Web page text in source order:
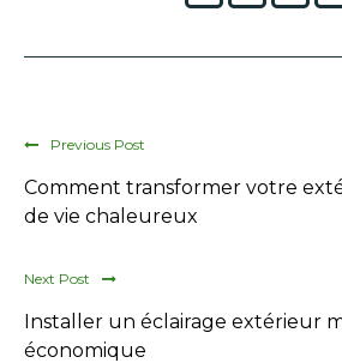
Previous Post
Comment transformer votre
de vie chaleureux
Next Post
Installer un éclairage extérieur
économique